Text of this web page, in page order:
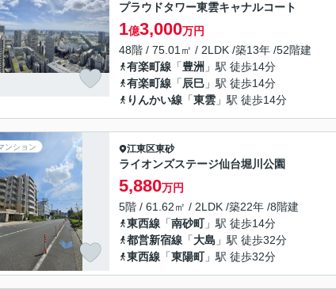
プラウドタワー東雲キャナルコート
1億3,000万円
48階 / 75.01㎡ / 2LDK /築13年 /52階建
有楽町線 「豊洲 」駅 徒歩14分
有楽町線 「辰巳 」駅 徒歩14分
りんかい線 「東雲 」駅 徒歩14分
ンション 江東区東砂
ライオンズステージ仙台堀川公園
5,880万円
5階 / 61.62㎡ / 2LDK /築22年 /8階建
東西線 「南砂町」駅 徒歩14分
都営新宿線 「大島 」駅 徒歩32分
東西線 「東陽町」駅 徒歩32分